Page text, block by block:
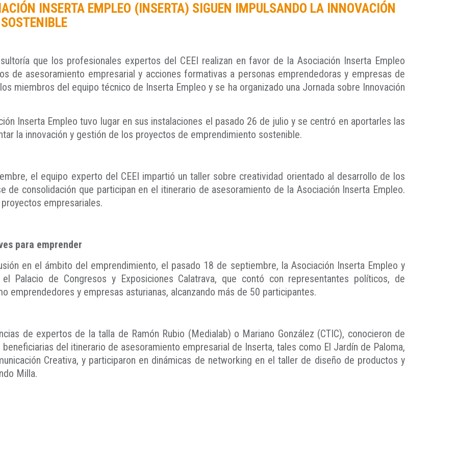
INSERTA EMPLEO (INSERTA) SIGUEN IMPULSANDO LA INNOVACIÓN
que los profesionales expertos del CEEI realizan en favor de la Asociación Inserta Empleo
de asesoramiento empresarial y acciones formativas a personas emprendedoras y empresas de
miembros del equipo técnico de Inserta Empleo y se ha organizado una Jornada sobre Innovación
Inserta Empleo tuvo lugar en sus instalaciones el pasado 26 de julio y se centró en aportarles las
la innovación y gestión de los proyectos de emprendimiento sostenible.
el equipo experto del CEEI impartió un taller sobre creatividad orientado al desarrollo de los
de consolidación que participan en el itinerario de asesoramiento de la Asociación Inserta Empleo.
empresariales.
para emprender
en el ámbito del emprendimiento, el pasado 18 de septiembre, la Asociación Inserta Empleo y
Palacio de Congresos y Exposiciones Calatrava, que contó con representantes políticos, de
emprendedores y empresas asturianas, alcanzando más de 50 participantes.
de expertos de la talla de Ramón Rubio (Medialab) o Mariano González (CTIC), conocieron de
del itinerario de asesoramiento empresarial de Inserta, tales como El Jardín de Paloma,
Creativa, y participaron en dinámicas de networking en el taller de diseño de productos y
Milla.